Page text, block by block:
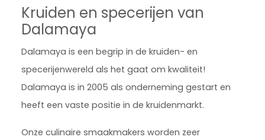
Kruiden en specerijen van
Dalamaya
Dalamaya is een begrip in de kruiden- en
specerijenwereld als het gaat om kwaliteit!
Dalamaya is in 2005 als onderneming gestart en
heeft een vaste positie in de kruidenmarkt.
Onze culinaire smaakmakers worden zeer